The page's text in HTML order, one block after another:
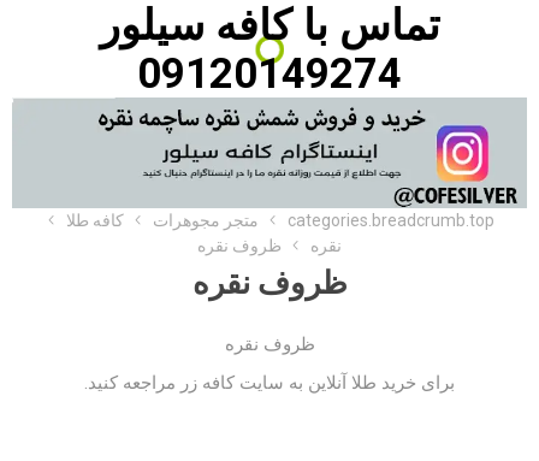
تماس باکافه سیلور
09120149274
categories.breadcrumb.top متجر مجوهرات
کافه طلا
نقره
ظروف نقره
ظروف نقره
ظروف نقره
برای خرید طلا آنلاین به سایت کافه زر مراجعه کنید.